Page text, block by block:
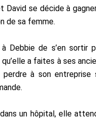
David se décide à
de sa femme.
à Debbie de s’en
a faites à ses
à son
un hôpital, elle